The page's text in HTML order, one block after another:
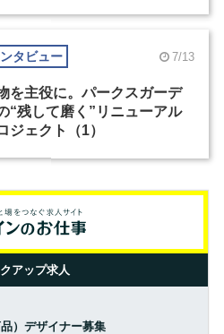
タビュー 7/13
を主役に。パークスガーデ
“残して磨く”リニューアル
ジェクト（1）
アップ求人
）デザイナー募集